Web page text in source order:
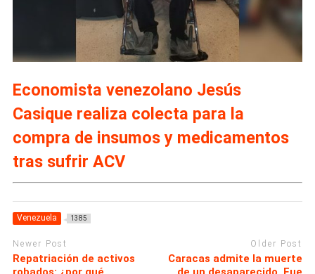
Economista venezolano Jesús
Casique realiza colecta para la
compra de insumos y medicamentos
tras sufrir ACV
Venezuela 1385
Newer Post
Repatriación de activos
Older Post
Caracas admite la muerte